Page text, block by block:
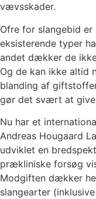
vævsskader.
Ofre for slangebid
eksisterende typer
andet dækker de
Og de kan ikke altid
blanding af
gør det svært at give
Nu har et
Andreas Hougaard
udviklet en
prækliniske forsøg
Modgiften dækker
slangearter